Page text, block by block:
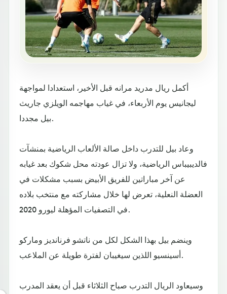
أكمل ريال مدريد مرانه قبل الأخير، استعدادا لمواجهة
ليجانيس يوم الأربعاء، في غياب مهاجمه الويلزي جاريث
بيل مجددا.
وعاد بيل للتدرب داخل صالة الألعاب الرياضية بمنشآت
فالديبيباس الرياضية، ولا تزال عودته محل شكوك بعد غيابه
عن آخر مباراتين للفريق الأبيض بسبب مشكلات في
العضلة النعلية، تعرض لها خلال مشاركته مع منتخب بلاده
في التصفيات المؤهلة ليورو 2020.
وينضم بيل بهذا الشكل لكل من ناتشو فرنانديز وماركو
أسينسيو اللذين سيغيبان لفترة طويلة عن الملاعب.
وسيعاود الريال التدرب صباح الثلاثاء قبل أن يعقد المدرب